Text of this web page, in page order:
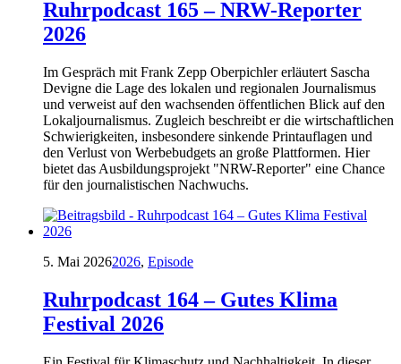
Ruhrpodcast 165 – NRW-Reporter
2026
Im Gespräch mit Frank Zepp Oberpichler erläutert Sascha
Devigne die Lage des lokalen und regionalen Journalismus
und verweist auf den wachsenden öffentlichen Blick auf den
Lokaljournalismus. Zugleich beschreibt er die wirtschaftlichen
Schwierigkeiten, insbesondere sinkende Printauflagen und
den Verlust von Werbebudgets an große Plattformen. Hier
bietet das Ausbildungsprojekt "NRW-Reporter" eine Chance
für den journalistischen Nachwuchs.
5. Mai 20262026, Episode
Ruhrpodcast 164 – Gutes Klima
Festival 2026